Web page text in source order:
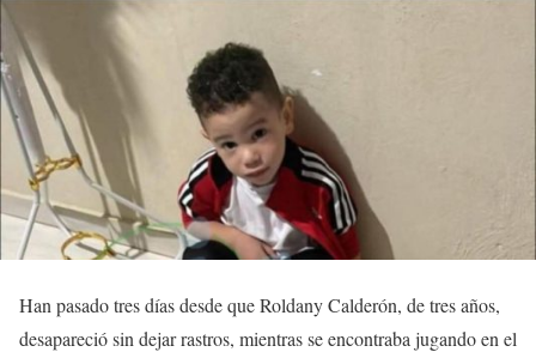
Han pasado tres días desde que Roldany Calderón, de tres años,
desapareció sin dejar rastros, mientras se encontraba jugando en el